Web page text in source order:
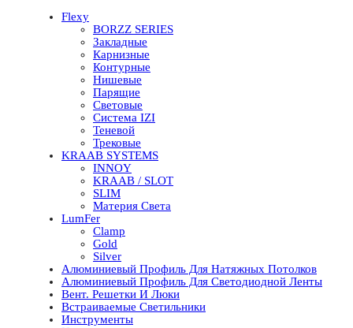
Flexy
BORZZ SERIES
Закладные
Карнизные
Контурные
Нишевые
Парящие
Световые
Система IZI
Теневой
Трековые
KRAAB SYSTEMS
INNOY
KRAAB / SLOT
SLIM
Материя Света
LumFer
Clamp
Gold
Silver
Алюминиевый Профиль Для Натяжных Потолков
Алюминиевый Профиль Для Светодиодной Ленты
Вент. Решетки И Люки
Встраиваемые Светильники
Инструменты